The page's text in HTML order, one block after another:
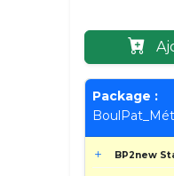
Package :
BP2new